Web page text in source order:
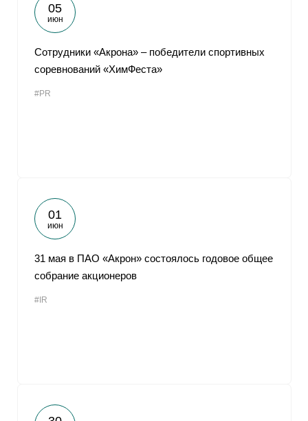
05
июн
Сотрудники «Акрона» ‒ победители спортивных
соревнований «ХимФеста»
#PR
01
июн
31 мая в ПАО «Акрон» состоялось годовое общее
собрание акционеров
#IR